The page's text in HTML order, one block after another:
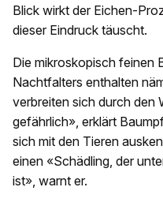
Blick wirkt der Eichen-
dieser Eindruck täuscht.
Die mikroskopisch feinen
Nachtfalters enthalten
verbreiten sich durch den
gefährlich», erklärt
sich mit den Tieren
einen «Schädling, der
ist», warnt er.